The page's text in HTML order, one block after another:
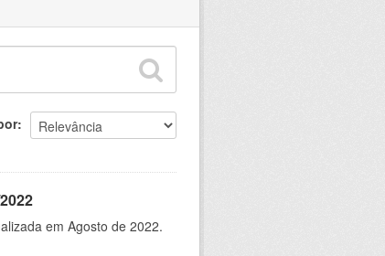
em Agosto de 2022.